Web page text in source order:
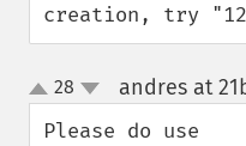
creation, try
up
down
28 andres at
Please do use